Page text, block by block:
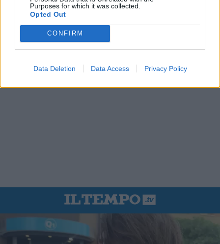
Purposes for which it was collected.
Opted Out
CONFIRM
Data Deletion Data Access Privacy Policy